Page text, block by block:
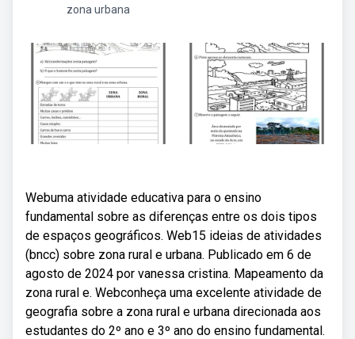
zona urbana
Webuma atividade educativa para o ensino
fundamental sobre as diferenças entre os dois tipos
de espaços geográficos. Web15 ideias de atividades
(bncc) sobre zona rural e urbana. Publicado em 6 de
agosto de 2024 por vanessa cristina. Mapeamento da
zona rural e. Webconheça uma excelente atividade de
geografia sobre a zona rural e urbana direcionada aos
estudantes do 2º ano e 3º ano do ensino fundamental.